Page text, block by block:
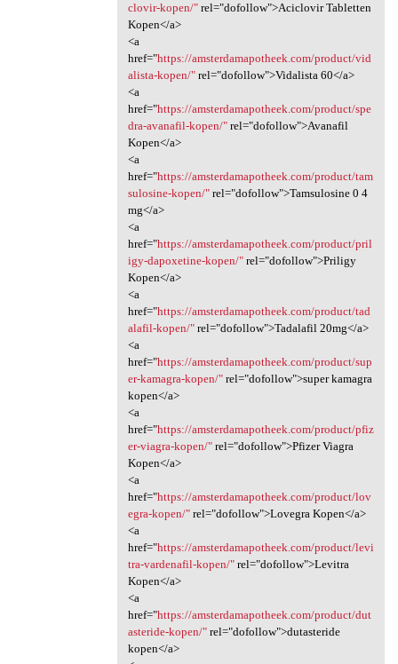
clovir-kopen/"rel="dofollow">Aciclovir Tabletten
Kopen</a>
<a
href="https://amsterdamapotheek.com/product/vid
alista-kopen/"rel="dofollow">Vidalista 60</a>
<a
href="https://amsterdamapotheek.com/product/spe
dra-avanafil-kopen/"rel="dofollow">Avanafil
Kopen</a>
<a
href="https://amsterdamapotheek.com/product/tam
sulosine-kopen/"rel="dofollow">Tamsulosine 0 4
mg</a>
<a
href="https://amsterdamapotheek.com/product/pril
igy-dapoxetine-kopen/"rel="dofollow">Priligy
Kopen</a>
<a
href="https://amsterdamapotheek.com/product/tad
alafil-kopen/"rel="dofollow">Tadalafil 20mg</a>
<a
href="https://amsterdamapotheek.com/product/sup
er-kamagra-kopen/"rel="dofollow">super kamagra
kopen</a>
<a
href="https://amsterdamapotheek.com/product/pfiz
er-viagra-kopen/"rel="dofollow">Pfizer Viagra
Kopen</a>
<a
href="https://amsterdamapotheek.com/product/lov
egra-kopen/"rel="dofollow">Lovegra Kopen</a>
<a
href="https://amsterdamapotheek.com/product/levi
tra-vardenafil-kopen/"rel="dofollow">Levitra
Kopen</a>
<a
href="https://amsterdamapotheek.com/product/dut
asteride-kopen/"rel="dofollow">dutasteride
kopen</a>